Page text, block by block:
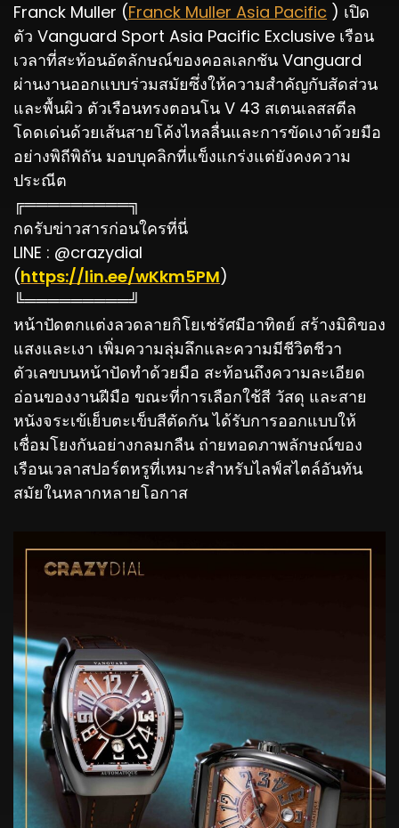
Franck Muller (Franck Muller Asia Pacific ) เปิด
ตัว Vanguard Sport Asia Pacific Exclusive เรือน
เวลาที่สะท้อนอัตลักษณ์ของคอลเลกชัน Vanguard
ผ่านงานออกแบบร่วมสมัยซึ่งให้ความสำคัญกับสัดส่วน
และพื้นผิว ตัวเรือนทรงตอนโน V 43 สเตนเลสสตีล
โดดเด่นด้วยเส้นสายโค้งไหลลื่นและการขัดเงาด้วยมือ
อย่างพิถีพิถัน มอบบุคลิกที่แข็งแกร่งแต่ยังคงความ
ประณีต
╔═════════╗
กดรับข่าวสารก่อนใครที่นี่
LINE : @crazydial
(https://lin.ee/wKkm5PM)
╚═════════╝
หน้าปัดตกแต่งลวดลายกิโยเช่รัศมีอาทิตย์ สร้างมิติของ
แสงและเงา เพิ่มความลุ่มลึกและความมีชีวิตชีวา
ตัวเลขบนหน้าปัดทำด้วยมือ สะท้อนถึงความละเอียด
อ่อนของงานฝีมือ ขณะที่การเลือกใช้สี วัสดุ และสาย
หนังจระเข้เย็บตะเข็บสีตัดกัน ได้รับการออกแบบให้
เชื่อมโยงกันอย่างกลมกลืน ถ่ายทอดภาพลักษณ์ของ
เรือนเวลาสปอร์ตหรูที่เหมาะสำหรับไลฟ์สไตล์อันทัน
สมัยในหลากหลายโอกาส